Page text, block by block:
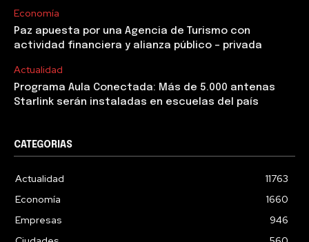
Economía
Paz apuesta por una Agencia de Turismo con
actividad financiera y alianza público – privada
Actualidad
Programa Aula Conectada: Más de 5.000 antenas
Starlink serán instaladas en escuelas del país
CATEGORIAS
Actualidad
11763
Economía
1660
Empresas
946